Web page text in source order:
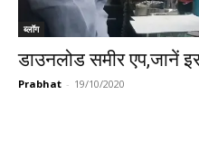
ब्लॉग
डाउनलोड समीर एप,जानें
Prabhat - 19/10/2020